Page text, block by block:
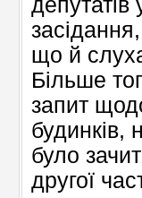
що й
Більше
запит
будинків,
було
другої